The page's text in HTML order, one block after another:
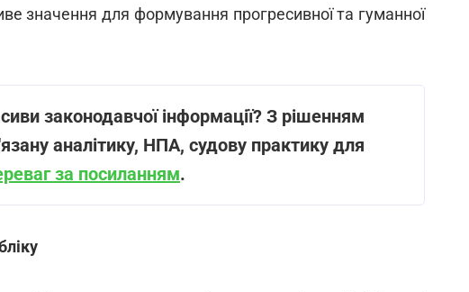
значення для формування прогресивної та гуманної
законодавчої інформації? З рішенням
аналітику, НПА, судову практику для
за посиланням.